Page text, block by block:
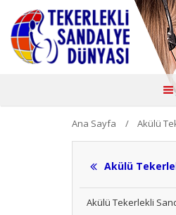
Ana Sayfa Akülü
Akülü
Akülü Tekerlekli